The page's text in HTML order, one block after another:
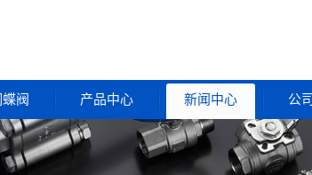
阀 产品中心 新闻中心 公